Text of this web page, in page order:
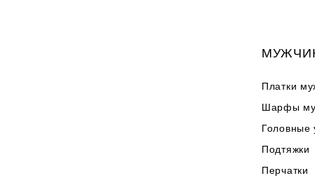
Платки
Шарфы
Головные
Подтяжки
Перчатки